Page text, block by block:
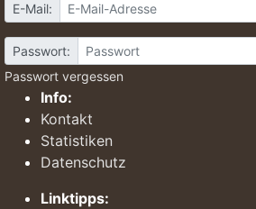
E-Mail:
Passwort:
Passwort vergessen
Info:
Kontakt
Statistiken
Datenschutz
Linktipps: